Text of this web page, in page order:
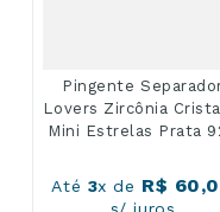
Pingente
Lovers Zircônia
Mini Estrelas Prata
Até 3x de R$ 60,
s/ juros